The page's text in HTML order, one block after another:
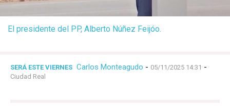
El presidente del PP, Alberto Núñez Feijóo.
SERÁ ESTE VIERNES Carlos Monteagudo - 05/11/2025 14:31 -
Ciudad Real